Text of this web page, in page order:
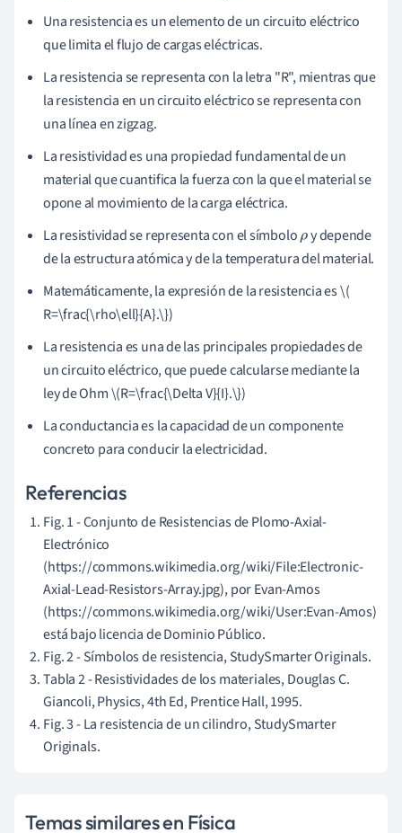
Una resistencia es un elemento de un circuito eléctrico
que limita el flujo de cargas eléctricas.
La resistencia se representa con la letra "R", mientras que
la resistencia en un circuito eléctrico se representa con
una línea en zigzag.
La resistividad es una propiedad fundamental de un
material que cuantifica la fuerza con la que el material se
opone al movimiento de la carga eléctrica.
La resistividad se representa con el símboloρy depende
de la estructura atómica y de la temperatura del material.
Matemáticamente, la expresión de la resistencia es \(
R=\frac{\rho\ell}{A}.\})
La resistencia es una de las principales propiedades de
un circuito eléctrico, que puede calcularse mediante la
ley de Ohm \(R=\frac{\Delta V}{I}.\})
La conductancia es la capacidad de un componente
concreto para conducir la electricidad.
Referencias
Fig. 1 - Conjunto de Resistencias de Plomo-Axial-
Electrónico
(https://commons.wikimedia.org/wiki/File:Electronic-
Axial-Lead-Resistors-Array.jpg), por Evan-Amos
(https://commons.wikimedia.org/wiki/User:Evan-Amos)
está bajo licencia de Dominio Público.
Fig. 2 - Símbolos de resistencia, StudySmarter Originals.
Tabla 2 - Resistividades de los materiales, Douglas C.
Giancoli, Physics, 4th Ed, Prentice Hall, 1995.
Fig. 3 - La resistencia de un cilindro, StudySmarter
Originals.
Temas similares en Física